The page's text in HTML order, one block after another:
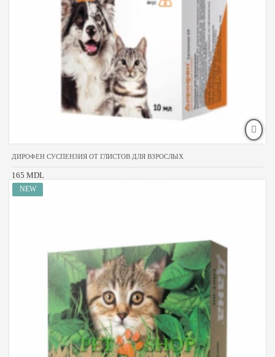
ДИРОФЕН СУСПЕНЗИЯ ОТ ГЛИСТОВ ДЛЯ ВЗРОСЛЫХ
165 MDL